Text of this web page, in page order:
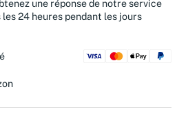
une réponse de notre service
24 heures pendant les jours